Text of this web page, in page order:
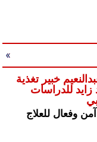
خبير تغذية
للدراسات
آمن وفعال للعلاج